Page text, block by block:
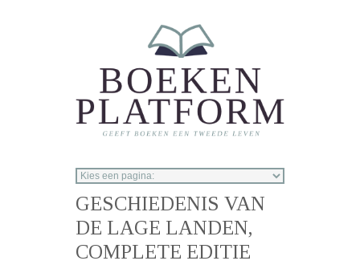
GESCHIEDENIS VAN
DE LAGE LANDEN,
COMPLETE EDITIE